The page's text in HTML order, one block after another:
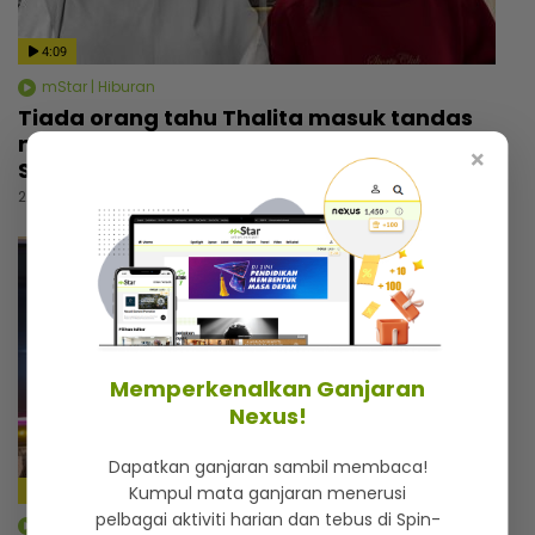
4:09
mStar | Hiburan
Tiada orang tahu Thalita masuk tandas
menangis selepas nyanyi lagu arwah Siti
Sarah, dapat rasa aura atas pentas
22 jam lalu
mStar | Hiburan
×
Memperkenalkan Ganjaran
Nexus!
Dapatkan ganjaran sambil membaca!
Kumpul mata ganjaran menerusi
pelbagai aktiviti harian dan tebus di Spin-